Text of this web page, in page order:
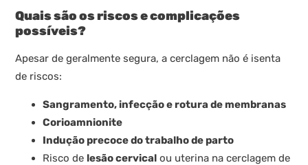
Quais são os riscos e complicações
possíveis?
Apesar de geralmente segura, a cerclagem não é isenta
de riscos:
Sangramento, infecção e rotura de membranas
Corioamnionite
Indução precoce do trabalho de parto
Risco de lesão cervical ou uterina na cerclagem de